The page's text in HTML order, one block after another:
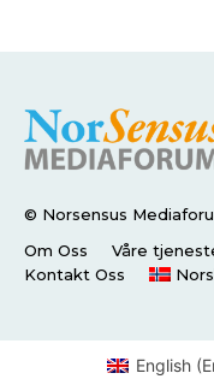
© Norsensus
Om Oss
Våre
Kontakt Oss
English (